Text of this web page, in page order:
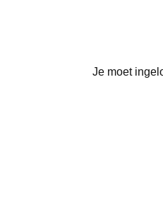
Je moet